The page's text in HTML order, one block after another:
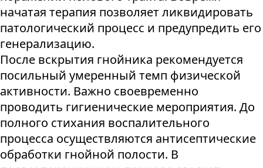
начатая терапия позволяет ликвидировать
патологический процесс и предупредить его
генерализацию.
После вскрытия гнойника рекомендуется
посильный умеренный темп физической
активности. Важно своевременно
проводить гигиенические мероприятия. До
полного стихания воспалительного
процесса осуществляются антисептические
обработки гнойной полости. В